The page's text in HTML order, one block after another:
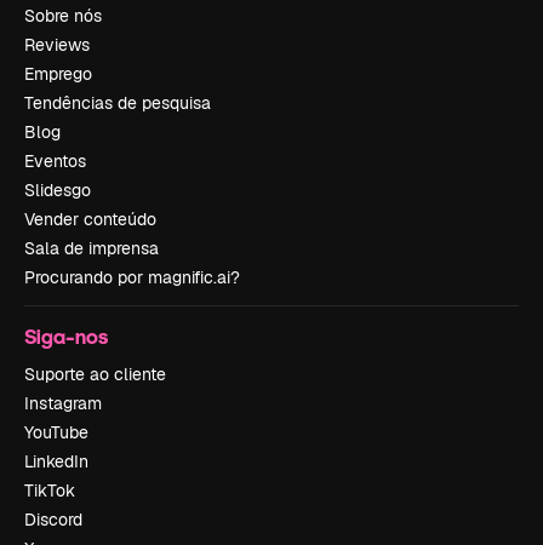
Sobre nós
Reviews
Emprego
Tendências de pesquisa
Blog
Eventos
Slidesgo
Vender conteúdo
Sala de imprensa
Procurando por magnific.ai?
Siga-nos
Suporte ao cliente
Instagram
YouTube
LinkedIn
TikTok
Discord